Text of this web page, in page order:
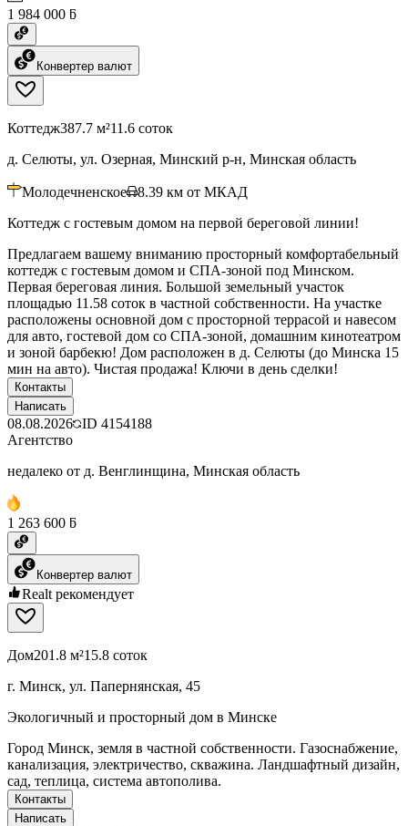
1 984 000 ƃ
Конвертер валют
Коттедж387.7 м²11.6 соток
д. Селюты, ул. Озерная, Минский р-н, Минская область
Молодечненское 8.39 км от МКАД
Коттедж с гостевым домом на первой береговой линии!
Предлагаем вашему вниманию просторный комфортабельный
коттедж с гостевым домом и СПА-зоной под Минском.
Первая береговая линия. Большой земельный участок
площадью 11.58 соток в частной собственности. На участке
расположены основной дом с просторной террасой и навесом
для авто, гостевой дом со СПА-зоной, домашним кинотеатром
и зоной барбекю! Дом расположен в д. Селюты (до Минска 15
мин на авто). Чистая продажа! Ключи в день сделки!
Контакты
Написать
08.08.2026 ID 4154188
Агентство
недалеко от д. Венглинщина, Минская область
1 263 600 ƃ
Конвертер валют
Realt рекомендует
Дом201.8 м²15.8 соток
г. Минск, ул. Папернянская, 45
Экологичный и просторный дом в Минске
Город Минск, земля в частной собственности. Газоснабжение,
канализация, электричество, скважина. Ландшафтный дизайн,
сад, теплица, система автополива.
Контакты
Написать